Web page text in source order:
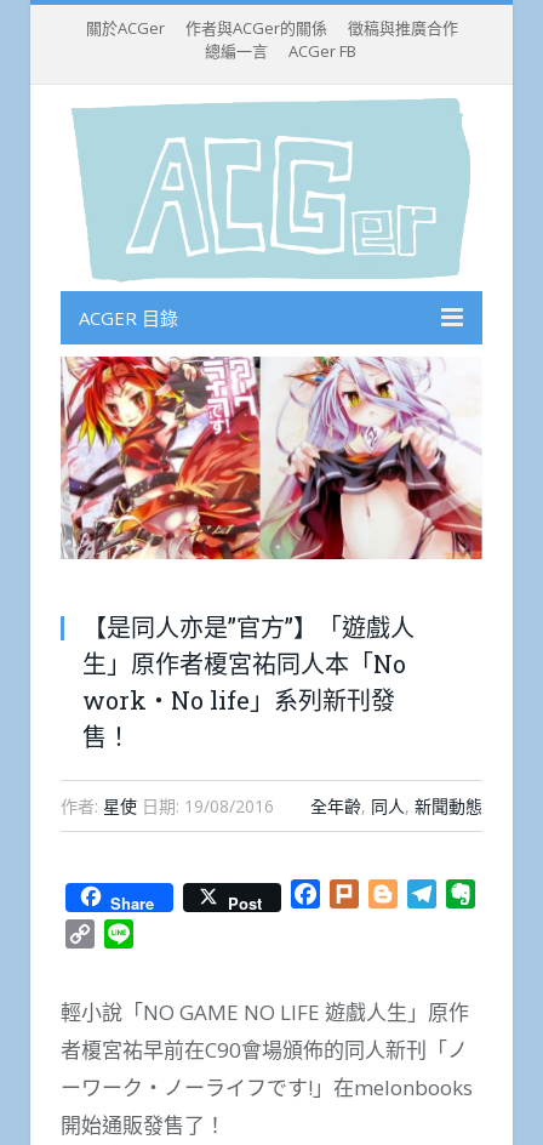
關於ACGer 作者與ACGer的關係
徵稿與推廣合作
總編一言
ACGer FB
ACGER 目錄
【是同人亦是”官方”】「遊戲人
生」原作者榎宮祐同人本「No
work・No life」系列新刊發
售！
作者: 星使 日期: 19/08/2016 全年齡, 同人, 新聞動態
Share Post Facebook
Plurk BloggerTelegram
Copy
輕小說「NO GAME NO LIFE 遊戲人生」原作
者榎宮祐早前在C90會場頒佈的同人新刊「ノ
ーワーク・ノーライフです!」在melonbooks
開始通販發售了！